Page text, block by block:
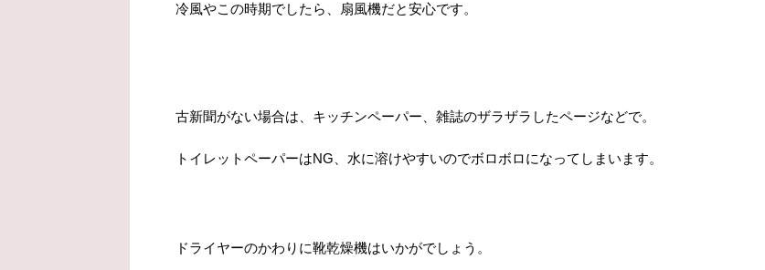
冷風やこの時期でしたら、扇風機だと安心です。
古新聞がない場合は、キッチンペーパー、雑誌のザラザラしたページなどで。
トイレットペーパーはNG、水に溶けやすいのでボロボロになってしまいます。
ドライヤーのかわりに靴乾燥機はいかがでしょう。